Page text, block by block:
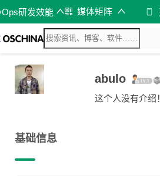
研发效能 媒体矩阵
abulo
这个人没有介绍！
基础信息